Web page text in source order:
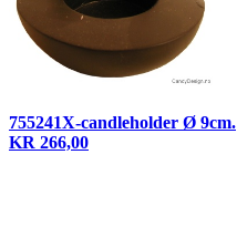
755241X-candleholder Ø 9cm.
KR 266,00